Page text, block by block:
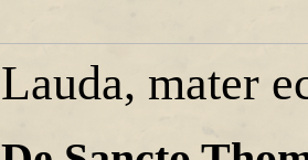
Lauda, mater